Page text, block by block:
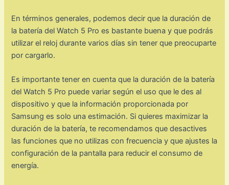
En términos generales, podemos decir que la duración de
la batería del Watch 5 Pro es bastante buena y que podrás
utilizar el reloj durante varios días sin tener que preocuparte
por cargarlo.
Es importante tener en cuenta que la duración de la batería
del Watch 5 Pro puede variar según el uso que le des al
dispositivo y que la información proporcionada por
Samsung es solo una estimación. Si quieres maximizar la
duración de la batería, te recomendamos que desactives
las funciones que no utilizas con frecuencia y que ajustes la
configuración de la pantalla para reducir el consumo de
energía.